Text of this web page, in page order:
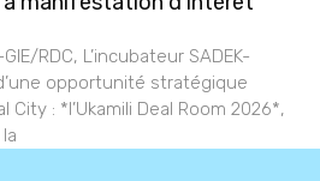
RDC, L’incubateur SADEK-
opportunité stratégique
City : *l’Ukamili Deal Room 2026*,